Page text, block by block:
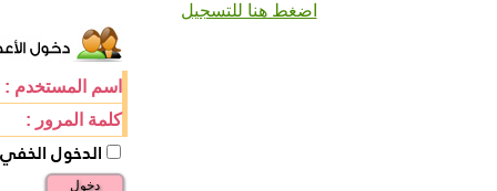
اضغط هنا للتسجيل
اسم المستخدم :
كلمة المرور :
الدخول الخفي
دخول